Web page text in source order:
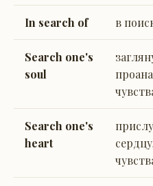
In search of в
Search one's
soul
Search one's
heart